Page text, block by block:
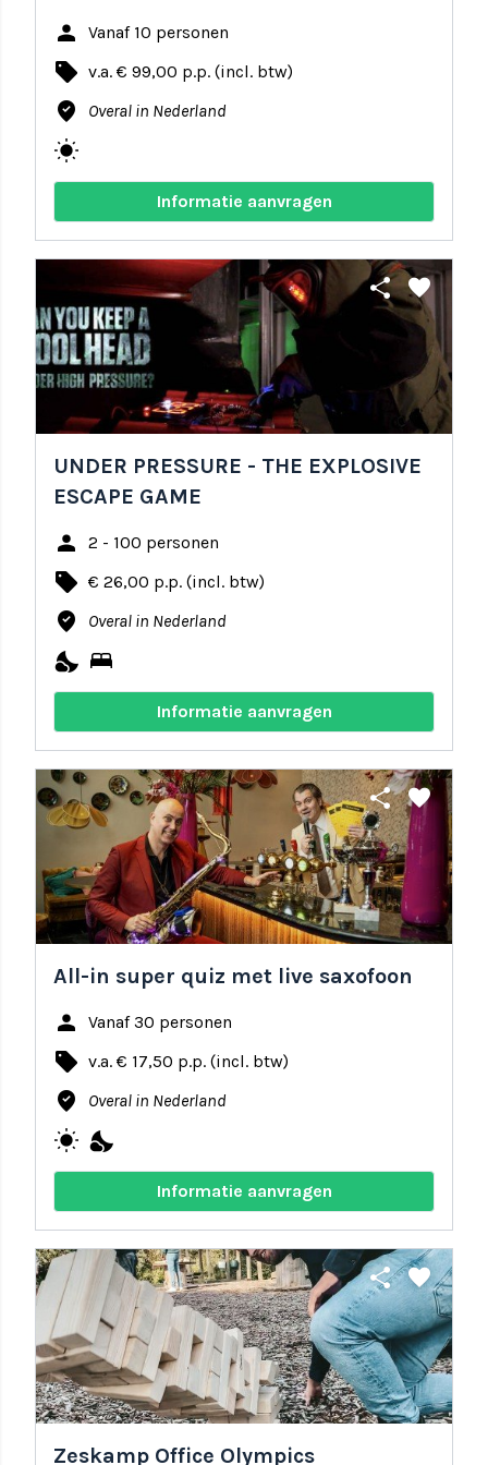
person Vanaf 10 personen
local_offer v.a. € 99,00 p.p. (incl. btw)
where_to_vote Overal in Nederland
wb_sunny
Informatie aanvragen
share favorite
UNDER PRESSURE - THE EXPLOSIVE
ESCAPE GAME
person 2 - 100 personen
local_offer € 26,00 p.p. (incl. btw)
where_to_vote Overal in Nederland
nights_stay bed
Informatie aanvragen
share favorite
All-in super quiz met live saxofoon
person Vanaf 30 personen
local_offer v.a. € 17,50 p.p. (incl. btw)
where_to_vote Overal in Nederland
wb_sunny nights_stay
Informatie aanvragen
share favorite
Zeskamp Office Olympics